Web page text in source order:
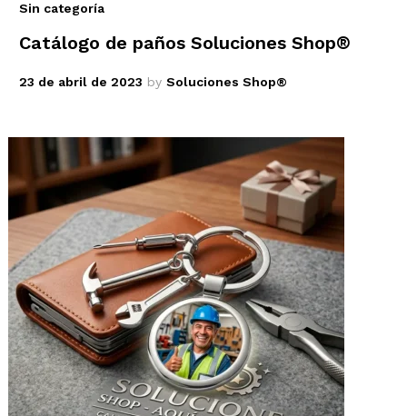
Sin categoría
Catálogo de paños Soluciones Shop®
23 de abril de 2023 by Soluciones Shop®